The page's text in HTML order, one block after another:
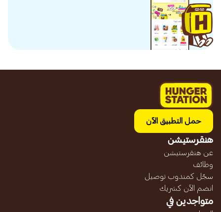
حمل التطبيق الآن
هنقرستيشن
عن هنقرستيشن
وظائف
سجّل كمندوب توصيل
انضم الآن كشريك
متواجدين في